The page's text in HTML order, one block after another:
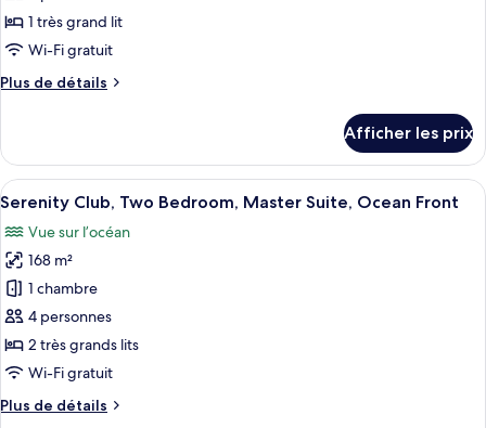
type
de
chambre :
Serenity
Bedroom,
Master
Suite,
Ocean
Front
1 très grand lit
Wi-Fi gratuit
Plus de détails
Plus
Serenity
Club,
One
Bedroom,
Master
Suite,
Ocean
Front
Afficher les prix
Afficher
toutes
les
photos
pour
ce
type
de
chambre :
Serenity
Une chambre d’hôtel moderne
8
Serenity Club, Two Bedroom, Master Suite, Ocean Front
Vue sur l’océan
168 m²
1 chambre
4 personnes
2 très grands lits
Wi-Fi gratuit
Plus de détails
Plus